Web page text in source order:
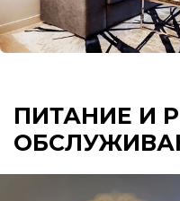
ПИТАНИЕ И